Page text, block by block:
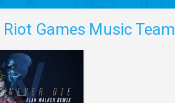
Riot Games Music Team